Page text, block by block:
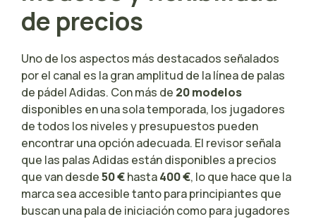
de precios
Uno de los aspectos más destacados señalados
por el canal es la gran amplitud de la línea de palas
de pádel Adidas. Con más de 20 modelos
disponibles en una sola temporada, los jugadores
de todos los niveles y presupuestos pueden
encontrar una opción adecuada. El revisor señala
que las palas Adidas están disponibles a precios
que van desde50 €hasta400 €, lo que hace que la
marca sea accesible tanto para principiantes que
buscan una pala de iniciación como para jugadores